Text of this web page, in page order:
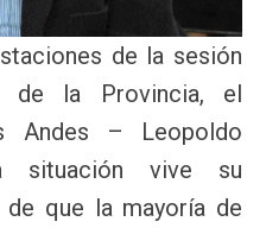
de la sesión
de la Provincia, el
Andes – Leopoldo
situación vive su
de que la mayoría de